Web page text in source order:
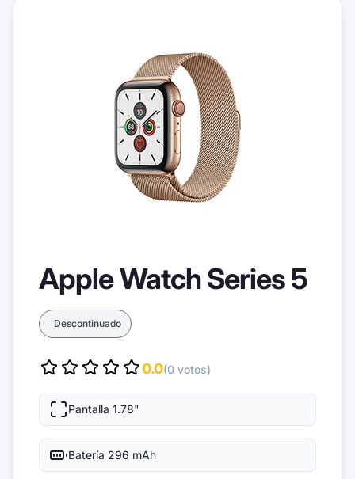
Apple Watch Series 5
Descontinuado
0.0(0 votos)
Pantalla 1.78"
Batería 296 mAh